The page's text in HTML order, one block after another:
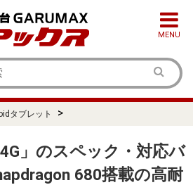
MENU
タブレット >
」のスペック・対応バ
680搭載の高耐